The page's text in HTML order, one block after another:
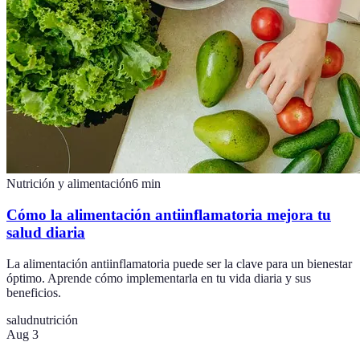
Nutrición y alimentación6 min
Cómo la alimentación antiinflamatoria mejora tu
salud diaria
La alimentación antiinflamatoria puede ser la clave para un bienestar
óptimo. Aprende cómo implementarla en tu vida diaria y sus
beneficios.
saludnutrición
Aug 3